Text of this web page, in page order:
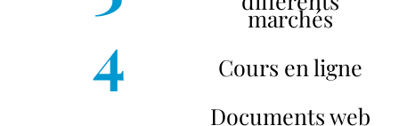
marchés
4 Cours en ligne
Documents web